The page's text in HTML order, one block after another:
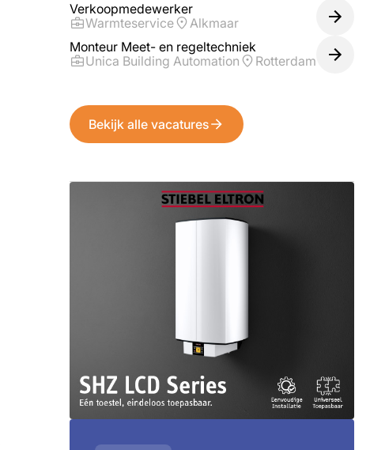
Verkoopmedewerker
Warmteservice
Alkmaar
Monteur Meet- en regeltechniek
Unica Building Automation
Rotterdam
Bekijk alle vacatures